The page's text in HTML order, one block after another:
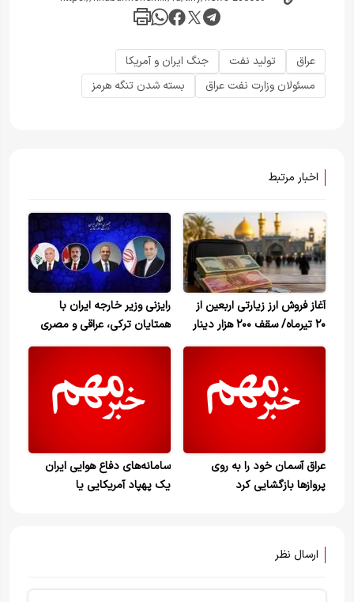
عراق تولید نفت
جنگ ایران و آمریکا
مسئولان وزارت نفت عراق
بسته شدن تنگه هرمز
اخبار مرتبط
آغاز فروش ارز زیارتی اربعین از
۲۰ تیرماه/ سقف ۲۰۰ هزار دینار
برای هر متقاضی
رایزنی وزیر خارجه ایران با
همتایان ترکی، عراقی و مصری
درباره تفاهم اسلام‌آباد
عراق آسمان خود را به روی
پروازها بازگشایی کرد
سامانه‌های دفاع هوایی ایران
یک پهپاد آمریکایی یا
ارسال نظر